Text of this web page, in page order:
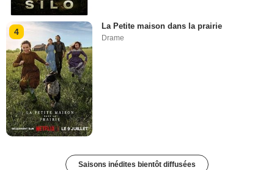
4
La Petite maison dans la prairie
Drame
Saisons inédites bientôt diffusées